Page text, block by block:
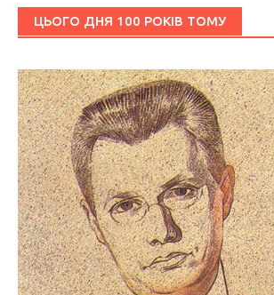
ЦЬОГО ДНЯ 100 РОКІВ ТОМУ